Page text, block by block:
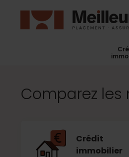
Comparez
Crédit
immobilier